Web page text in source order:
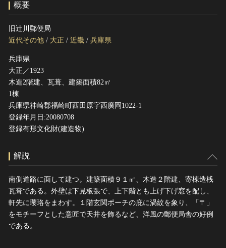
国指定文化財等データベース
概要
旧辻川郵便局
近代その他 / 大正 / 近畿 / 兵庫県
兵庫県
大正／1923
木造2階建、瓦葺、建築面積82㎡
1棟
兵庫県神崎郡福崎町西田原字西廣岡1022-1
登録年月日:20080708
登録有形文化財(建造物)
解説
南側道路に面して建つ。建築面積９１㎡、木造２階建、寄棟造桟
瓦葺である。外壁は下見板張で、上下階とも上げ下げ窓を配し、
軒先に瓔珞をまわす。１階玄関ポーチの庇に渦紋を象り、「〒」
をモチーフとした意匠で天井を飾るなど、洋風の郵便局舎の好例
である。